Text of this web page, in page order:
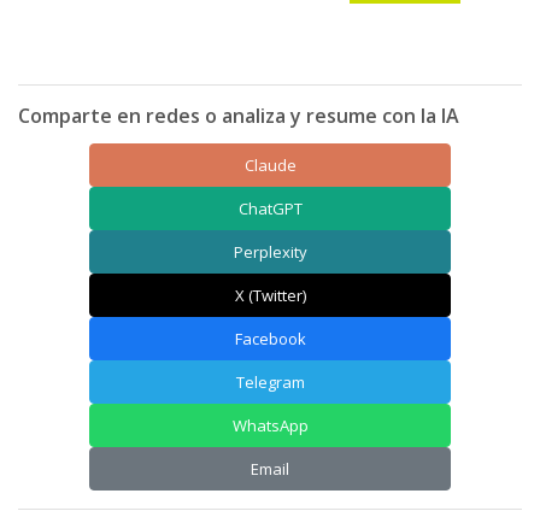
Comparte en redes o analiza y resume con la IA
Claude
ChatGPT
Perplexity
X (Twitter)
Facebook
Telegram
WhatsApp
Email